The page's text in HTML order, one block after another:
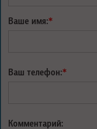
Ваше имя:*
Ваш телефон:*
Комментарий: